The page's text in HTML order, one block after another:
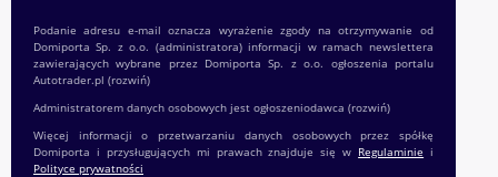
Podanie adresu e-mail oznacza wyrażenie zgody na otrzymywanie od
Domiporta Sp. z o.o. (administratora) informacji w ramach newslettera
zawierających wybrane przez Domiporta Sp. z o.o. ogłoszenia portalu
Autotrader.pl (rozwiń)
Administratorem danych osobowych jest ogłoszeniodawca (rozwiń)
Więcej informacji o przetwarzaniu danych osobowych przez spółkę
Domiporta i przysługujących mi prawach znajduje się w Regulaminie i
Polityce prywatności